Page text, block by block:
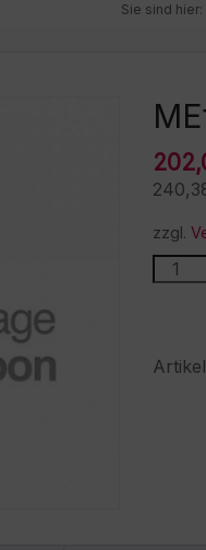
Sie sind hier:
zzgl.
MEtherm
Starter-